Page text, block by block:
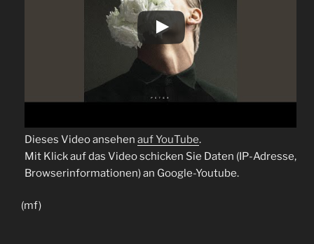
Dieses Video ansehen auf YouTube.
Mit Klick auf das Video schicken Sie Daten (IP-Adresse,
Browserinformationen) an Google-Youtube.
(mf)